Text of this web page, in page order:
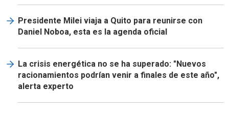
Presidente Milei viaja a Quito para reunirse con
Daniel Noboa, esta es la agenda oficial
La crisis energética no se ha superado: "Nuevos
racionamientos podrían venir a finales de este año",
alerta experto